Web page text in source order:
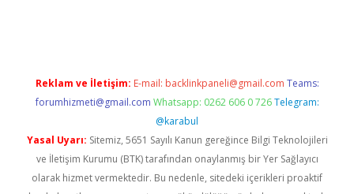
Reklam ve İletişim: E-mail: backlinkpaneli@gmail.com Teams:
forumhizmeti@gmail.com Whatsapp: 0262 606 0 726 Telegram:
@karabul
Yasal Uyarı: Sitemiz, 5651 Sayılı Kanun gereğince Bilgi Teknolojileri
ve İletişim Kurumu (BTK) tarafından onaylanmış bir Yer Sağlayıcı
olarak hizmet vermektedir. Bu nedenle, sitedeki içerikleri proaktif